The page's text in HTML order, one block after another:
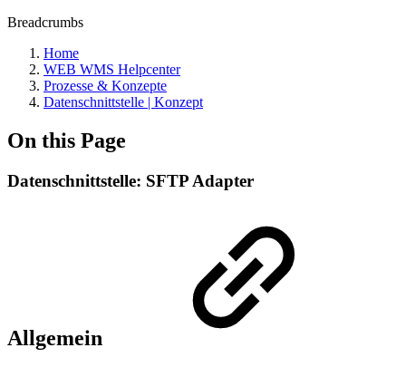
Breadcrumbs
Home
WEB WMS Helpcenter
Prozesse & Konzepte
Datenschnittstelle | Konzept
On this Page
Datenschnittstelle: SFTP Adapter
Allgemein